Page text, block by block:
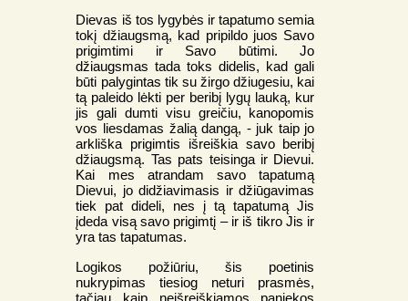
Dievas iš tos lygybės ir tapatumo semia
tokį džiaugsmą, kad pripildo juos Savo
prigimtimi ir Savo būtimi. Jo
džiaugsmas tada toks didelis, kad gali
būti palygintas tik su žirgo džiugesiu, kai
tą paleido lėkti per beribį lygų lauką, kur
jis gali dumti visu greičiu, kanopomis
vos liesdamas žalią dangą, - juk taip jo
arkliška prigimtis išreiškia savo beribį
džiaugsmą. Tas pats teisinga ir Dievui.
Kai mes atrandam savo tapatumą
Dievui, jo didžiavimasis ir džiūgavimas
tiek pat dideli, nes į tą tapatumą Jis
įdeda visą savo prigimtį – ir iš tikro Jis ir
yra tas tapatumas.
Logikos požiūriu, šis poetinis
nukrypimas tiesiog neturi prasmės,
tačiau kaip neišreiškiamos paniekos